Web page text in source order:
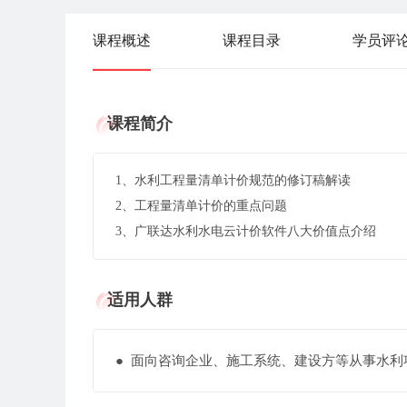
课程概述 课程目录 学员评
课程简介
1、水利工程量清单计价规范的修订稿解读
2、工程量清单计价的重点问题
3、广联达水利水电云计价软件八大价值点介绍
适用人群
● 面向咨询企业、施工系统、建设方等从事水利